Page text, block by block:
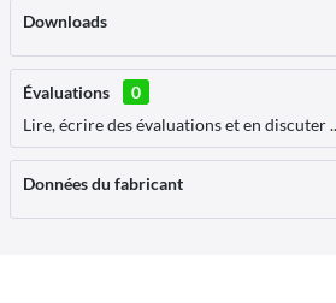
Downloads
Évaluations
0
Lire, écrire des évaluations et en discuter
Données du fabricant